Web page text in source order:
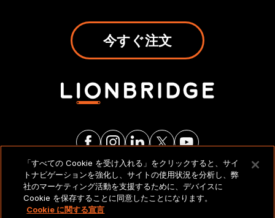
今すぐ注文
法的通知とポリシー
Copyright 2026 Lionbridge Technologies、LLC. All
「すべての Cookie を受け入れる」をクリックすると、サイ
トナビゲーションを強化し、サイトの使用状況を分析し、弊
社のマーケティング活動を支援するために、デバイスに
Cookie を保存することに同意したことになります。
Cookie に関する宣言